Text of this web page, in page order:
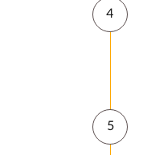
4
5